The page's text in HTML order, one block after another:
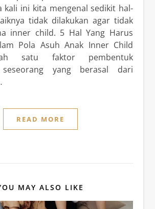
kali ini kita mengenal sedikit hal-
tidak dilakukan agar tidak
inner child. 5 Hal Yang Harus
Pola Asuh Anak Inner Child
satu faktor pembentuk
seseorang yang berasal dari
READ MORE
MAY ALSO LIKE